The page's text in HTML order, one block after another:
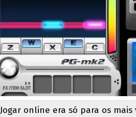
Jogar online era só para os